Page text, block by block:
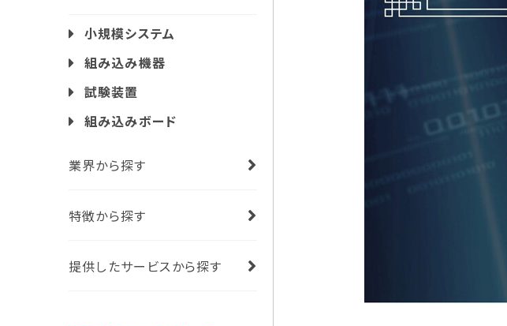
小規模システム
組み込み機器
試験装置
組み込みボード
業界から探す
特徴から探す
提供したサービスから探す